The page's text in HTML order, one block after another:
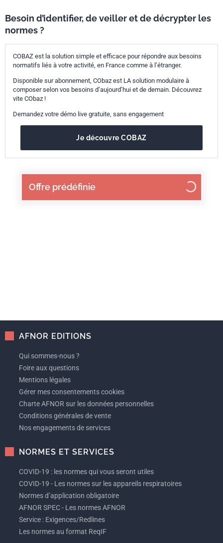
Offre prédéfinie
Besoin d’identifier, de veiller et de décrypter les
normes ?
COBAZ est la solution simple et efficace pour répondre aux besoins
normatifs liés à votre activité, en France comme à l’étranger.
Disponible sur abonnement, CObaz est LA solution modulaire à
composer selon vos besoins d’aujourd’hui et de demain. Découvrez
vite CObaz !
Demandez votre démo live gratuite, sans engagement
Je découvre COBAZ
AFNOR EDITIONS
Qui sommes-nous ?
Foire aux questions
Mentions légales
Gérer mes consentements cookies
Charte AFNOR sur les données personnelles
Conditions générales de vente
Nos engagements de services
NORMES ET SERVICES
COVID-19 : les normes qui vous seront utiles
COVID-19 - Les normes sur les appareils respiratoires
Normes d’application obligatoire
AFNOR SPEC - Les normes AFNOR
Service : Exigences/Redlines
Les normes au format ReqIF